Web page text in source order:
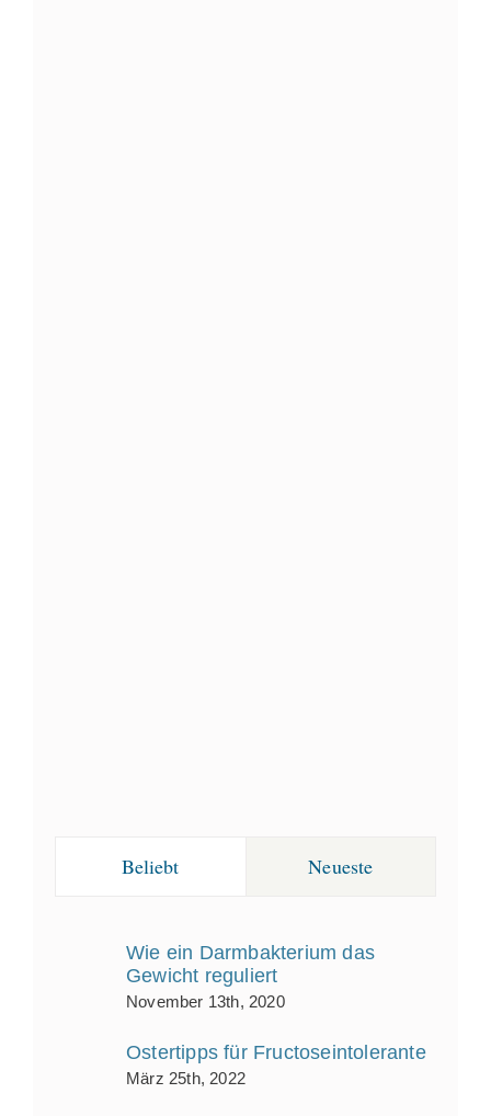
Beliebt Neueste
Wie ein Darmbakterium das
Gewicht reguliert
November 13th, 2020
Ostertipps für Fructoseintolerante
März 25th, 2022